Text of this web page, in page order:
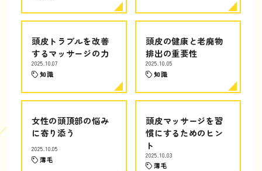
頭皮トラブルを改善
するマッサージの力
2025.10.07
知識
頭皮の健康と老廃物
排出の重要性
2025.10.05
知識
女性の頭頂部の悩み
に寄り添う
2025.10.05
薄毛
頭皮マッサージを習
慣にするためのヒン
ト
2025.10.03
薄毛